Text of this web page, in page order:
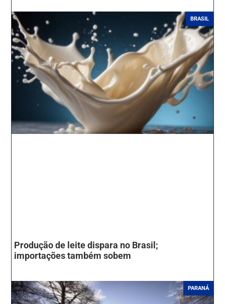
BRASIL
Produção de leite dispara no Brasil;
importações também sobem
PARANÁ